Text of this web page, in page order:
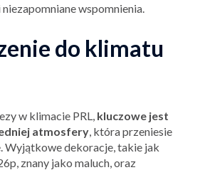
wspomnienia.
do klimatu
w klimacie PRL, kluczowe jest
atmosfery , która przeniesie
Wyjątkowe dekoracje, takie jak
znany jako maluch, oraz